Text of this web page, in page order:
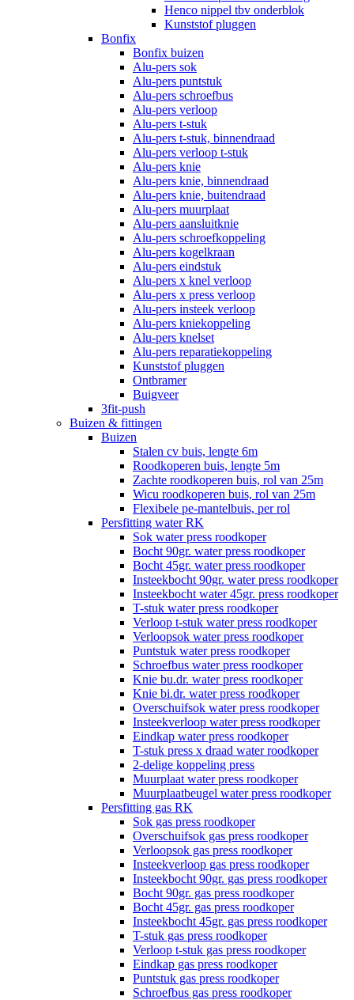
Henco nippel tbv onderblok
Kunststof pluggen
Bonfix
Bonfix buizen
Alu-pers sok
Alu-pers puntstuk
Alu-pers schroefbus
Alu-pers verloop
Alu-pers t-stuk
Alu-pers t-stuk, binnendraad
Alu-pers verloop t-stuk
Alu-pers knie
Alu-pers knie, binnendraad
Alu-pers knie, buitendraad
Alu-pers muurplaat
Alu-pers aansluitknie
Alu-pers schroefkoppeling
Alu-pers kogelkraan
Alu-pers eindstuk
Alu-pers x knel verloop
Alu-pers x press verloop
Alu-pers insteek verloop
Alu-pers kniekoppeling
Alu-pers knelset
Alu-pers reparatiekoppeling
Kunststof pluggen
Ontbramer
Buigveer
3fit-push
Buizen & fittingen
Buizen
Stalen cv buis, lengte 6m
Roodkoperen buis, lengte 5m
Zachte roodkoperen buis, rol van 25m
Wicu roodkoperen buis, rol van 25m
Flexibele pe-mantelbuis, per rol
Persfitting water RK
Sok water press roodkoper
Bocht 90gr. water press roodkoper
Bocht 45gr. water press roodkoper
Insteekbocht 90gr. water press roodkoper
Insteekbocht water 45gr. press roodkoper
T-stuk water press roodkoper
Verloop t-stuk water press roodkoper
Verloopsok water press roodkoper
Puntstuk water press roodkoper
Schroefbus water press roodkoper
Knie bu.dr. water press roodkoper
Knie bi.dr. water press roodkoper
Overschuifsok water press roodkoper
Insteekverloop water press roodkoper
Eindkap water press roodkoper
T-stuk press x draad water roodkoper
2-delige koppeling press
Muurplaat water press roodkoper
Muurplaatbeugel water press roodkoper
Persfitting gas RK
Sok gas press roodkoper
Overschuifsok gas press roodkoper
Verloopsok gas press roodkoper
Insteekverloop gas press roodkoper
Insteekbocht 90gr. gas press roodkoper
Bocht 90gr. gas press roodkoper
Bocht 45gr. gas press roodkoper
Insteekbocht 45gr. gas press roodkoper
T-stuk gas press roodkoper
Verloop t-stuk gas press roodkoper
Eindkap gas press roodkoper
Puntstuk gas press roodkoper
Schroefbus gas press roodkoper